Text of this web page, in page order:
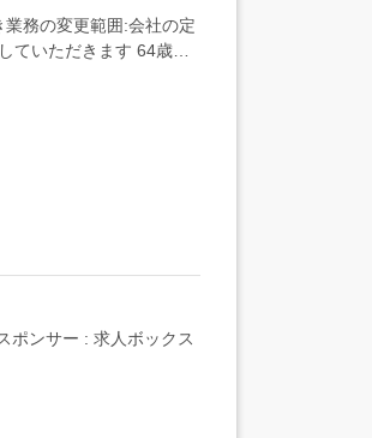
務の変更範囲:会社の定
ていただきます 64歳以
ポンサー : 求人ボックス